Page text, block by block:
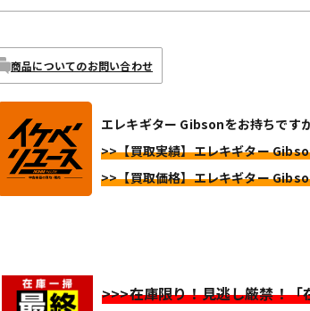
商品についてのお問い合わせ
エレキギター Gibsonをお持ちです
>>【買取実績】エレキギター
>>【買取価格】エレキギター
>>>在庫限り！見逃し厳禁！「